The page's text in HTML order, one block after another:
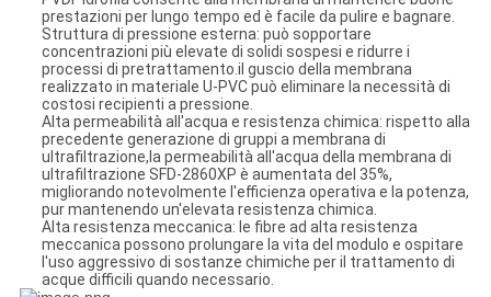
prestazioni per lungo tempo ed è facile da pulire e bagnare.
Struttura di pressione esterna: può sopportare
concentrazioni più elevate di solidi sospesi e ridurre i
processi di pretrattamento.il guscio della membrana
realizzato in materiale U-PVC può eliminare la necessità di
costosi recipienti a pressione.
Alta permeabilità all'acqua e resistenza chimica: rispetto alla
precedente generazione di gruppi a membrana di
ultrafiltrazione,la permeabilità all'acqua della membrana di
ultrafiltrazione SFD-2860XP è aumentata del 35%,
migliorando notevolmente l'efficienza operativa e la potenza,
pur mantenendo un'elevata resistenza chimica.
Alta resistenza meccanica: le fibre ad alta resistenza
meccanica possono prolungare la vita del modulo e ospitare
l'uso aggressivo di sostanze chimiche per il trattamento di
acque difficili quando necessario.